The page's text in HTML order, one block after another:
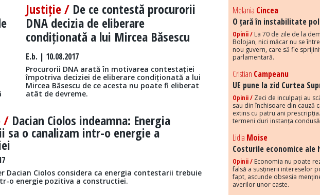
Justiție / De ce contestă procurorii
DNA decizia de eliberare
condiționată a lui Mircea Băsescu
E.b. | 10.08.2017
Procurorii DNA arată în motivarea contestației
împotriva deciziei de eliberare condiționată a lui
Mircea Băsescu de ce acesta nu poate fi eliberat
atât de devreme.
/ Dacian Ciolos indeamna: Energia
sa o canalizam intr-o energie a
Dacian Ciolos considera ca energia contestarii trebuie
o energie pozitiva a constructiei.
Melania Cincea
O țară în instabilitate
Opinii / La 70 de zile de la
Bolojan, nici măcar nu se
nou guvern, care să fie
parlamentară.
Cristian Campeanu
UE pune la zid Curtea
Opinii / Zeci de inculpați au
sau din închisoare din cauză
extins cu patru ani prescripția.
termeni duri instanța
Lidia Moise
Costurile economice ale
Opinii / Economia nu poate
falsă a susținerii intereselor
fapt, ascunde obsesia
averilor unor caste.